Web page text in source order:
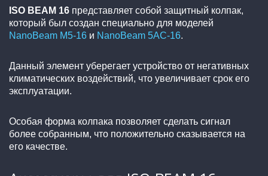
ISO BEAM 16 представляет собой защитный колпак,
который был создан специально для моделей
NanoBeam M5-16 и NanoBeam 5AC-16.
Данный элемент уберегает устройство от негативных
климатических воздействий, что увеличивает срок его
эксплуатации.
Особая форма колпака позволяет сделать сигнал
более собранным, что положительно сказывается на
его качестве.